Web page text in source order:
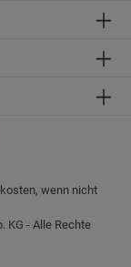
wenn nicht
KG - Alle Rechte